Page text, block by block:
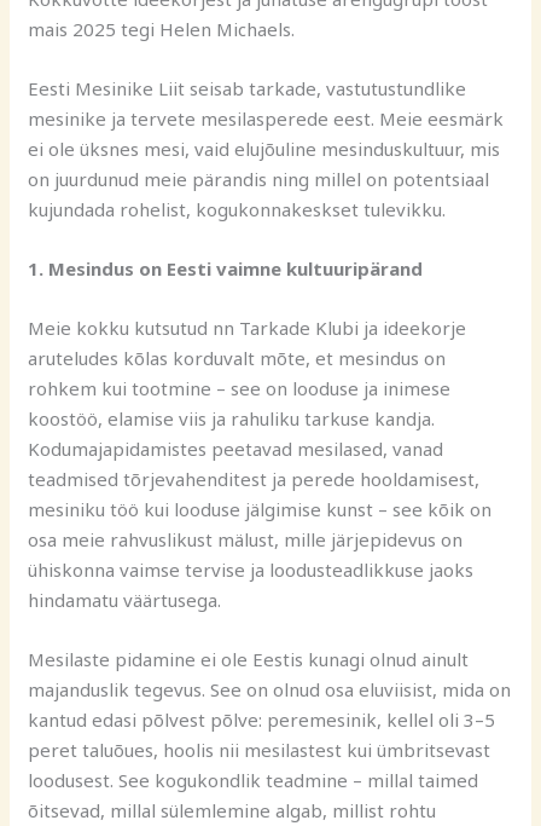
mais 2025 tegi Helen Michaels.
Eesti Mesinike Liit seisab tarkade, vastutustundlike
mesinike ja tervete mesilasperede eest. Meie eesmärk
ei ole üksnes mesi, vaid elujõuline mesinduskultuur, mis
on juurdunud meie pärandis ning millel on potentsiaal
kujundada rohelist, kogukonnakeskset tulevikku.
1. Mesindus on Eesti vaimne kultuuripärand
Meie kokku kutsutud nn Tarkade Klubi ja ideekorje
aruteludes kõlas korduvalt mõte, et mesindus on
rohkem kui tootmine – see on looduse ja inimese
koostöö, elamise viis ja rahuliku tarkuse kandja.
Kodumajapidamistes peetavad mesilased, vanad
teadmised tõrjevahenditest ja perede hooldamisest,
mesiniku töö kui looduse jälgimise kunst – see kõik on
osa meie rahvuslikust mälust, mille järjepidevus on
ühiskonna vaimse tervise ja loodusteadlikkuse jaoks
hindamatu väärtusega.
Mesilaste pidamine ei ole Eestis kunagi olnud ainult
majanduslik tegevus. See on olnud osa eluviisist, mida on
kantud edasi põlvest põlve: peremesinik, kellel oli 3–5
peret taluõues, hoolis nii mesilastest kui ümbritsevast
loodusest. See kogukondlik teadmine – millal taimed
õitsevad, millal sülemlemine algab, millist rohtu